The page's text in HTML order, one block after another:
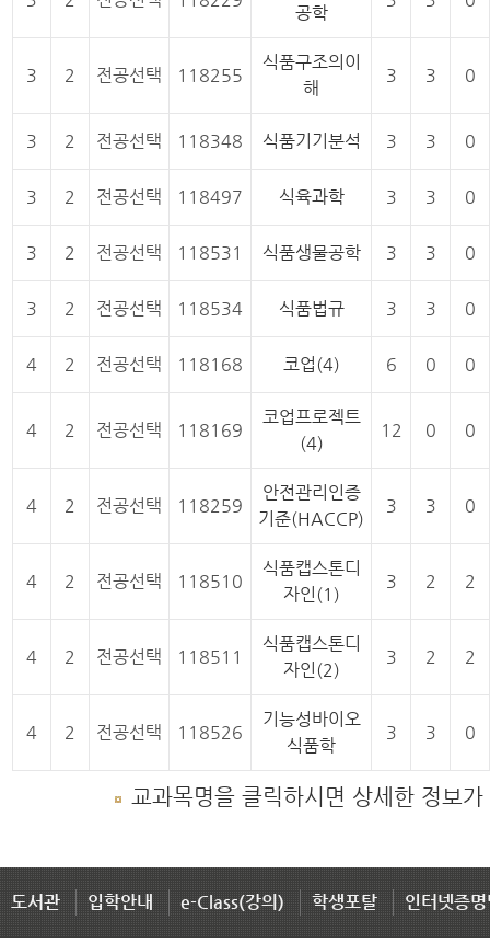
공학
3 2 전공선택 118255
식품구조의이
해
3 3 0
3 2 전공선택 118348 식품기기분석 3 3 0
3 2 전공선택 118497 식육과학 3 3 0
3 2 전공선택 118531 식품생물공학 3 3 0
3 2 전공선택 118534 식품법규 3 3 0
4 2 전공선택 118168 코업(4) 6 0 0
4 2 전공선택 118169
코업프로젝트
(4)
12 0 0
4 2 전공선택 118259
안전관리인증
기준(HACCP)
3 3 0
4 2 전공선택 118510
식품캡스톤디
자인(1)
3 2 2
4 2 전공선택 118511
식품캡스톤디
자인(2)
3 2 2
4 2 전공선택 118526
기능성바이오
식품학
3 3 0
교과목명을 클릭하시면 상세한 정보
도서관 입학안내 e-Class(강의) 학생포탈 인터넷증